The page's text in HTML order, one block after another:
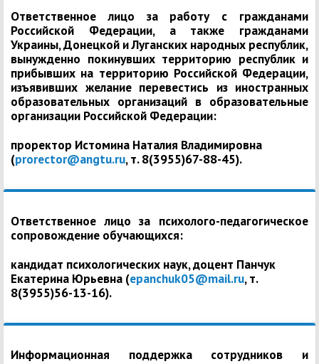
Ответственное лицо за работу с гражданами
Российской Федерации, а также гражданами
Украины, Донецкой и Луганских народных республик,
вынужденно покинувших территорию республик и
прибывших на территорию Российской Федерации,
изъявивших желание перевестись из иностранных
образовательных организаций в образовательные
организации Российской Федерации:
проректор Истомина Наталия Владимировна
(prorector@angtu.ru, т. 8(3955)67-88-45).
Ответственное лицо за психолого-педагогическое
сопровождение обучающихся:
кандидат психологических наук, доцент Панчук
Екатерина Юрьевна (epanchuk05@mail.ru, т.
8(3955)56-13-16).
Информационная поддержка сотрудников и